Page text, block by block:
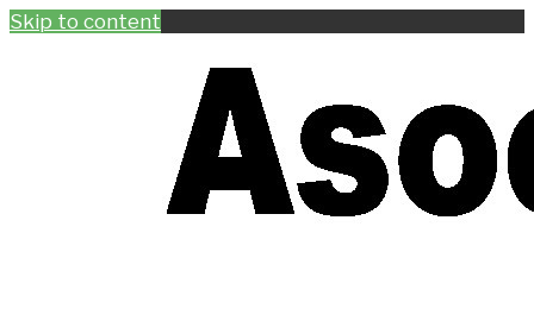
Skip to content